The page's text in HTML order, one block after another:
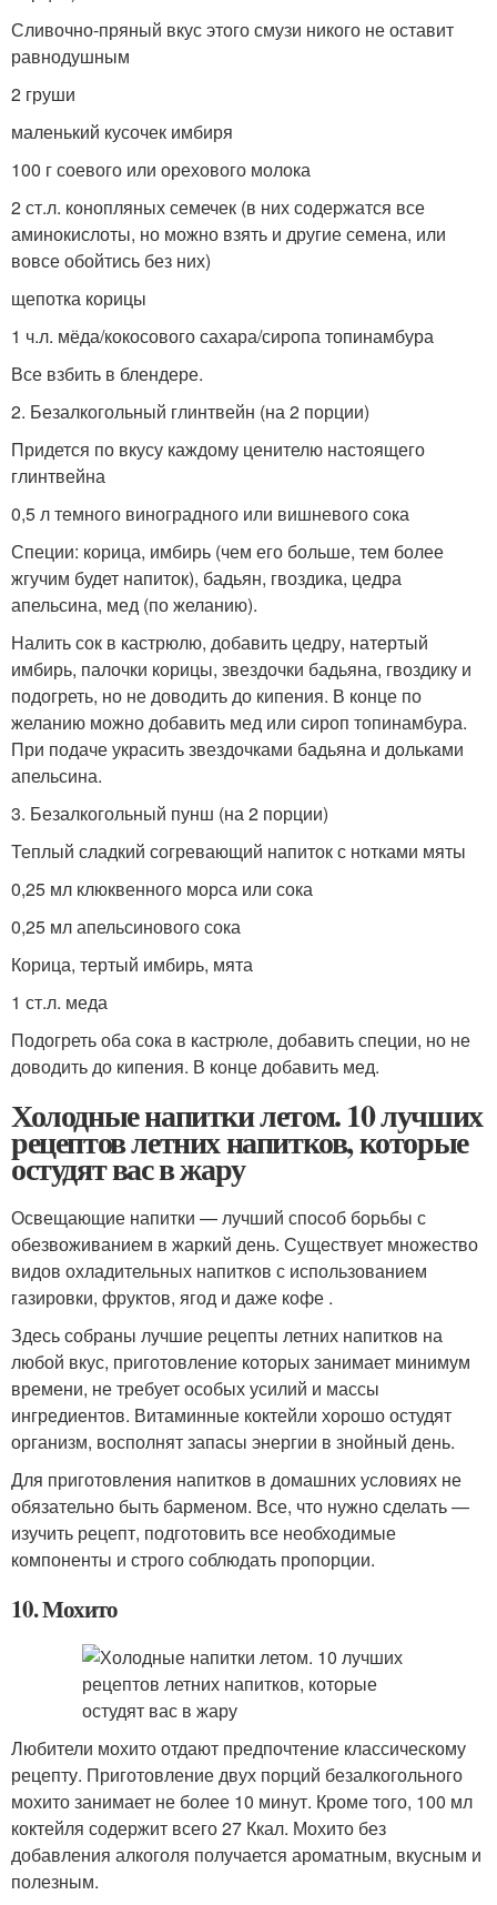
Сливочно-пряный вкус этого смузи никого не оставит
равнодушным
2 груши
маленький кусочек имбиря
100 г соевого или орехового молока
2 ст.л. конопляных семечек (в них содержатся все
аминокислоты, но можно взять и другие семена, или
вовсе обойтись без них)
щепотка корицы
1 ч.л. мёда/кокосового сахара/сиропа топинамбура
Все взбить в блендере.
2. Безалкогольный глинтвейн (на 2 порции)
Придется по вкусу каждому ценителю настоящего
глинтвейна
0,5 л темного виноградного или вишневого сока
Специи: корица, имбирь (чем его больше, тем более
жгучим будет напиток), бадьян, гвоздика, цедра
апельсина, мед (по желанию).
Налить сок в кастрюлю, добавить цедру, натертый
имбирь, палочки корицы, звездочки бадьяна, гвоздику и
подогреть, но не доводить до кипения. В конце по
желанию можно добавить мед или сироп топинамбура.
При подаче украсить звездочками бадьяна и дольками
апельсина.
3. Безалкогольный пунш (на 2 порции)
Теплый сладкий согревающий напиток с нотками мяты
0,25 мл клюквенного морса или сока
0,25 мл апельсинового сока
Корица, тертый имбирь, мята
1 ст.л. меда
Подогреть оба сока в кастрюле, добавить специи, но не
доводить до кипения. В конце добавить мед.
Холодные напитки летом. 10 лучших
рецептов летних напитков, которые
остудят вас в жару
Освещающие напитки — лучший способ борьбы с
обезвоживанием в жаркий день. Существует множество
видов охладительных напитков с использованием
газировки, фруктов, ягод и даже кофе .
Здесь собраны лучшие рецепты летних напитков на
любой вкус, приготовление которых занимает минимум
времени, не требует особых усилий и массы
ингредиентов. Витаминные коктейли хорошо остудят
организм, восполнят запасы энергии в знойный день.
Для приготовления напитков в домашних условиях не
обязательно быть барменом. Все, что нужно сделать —
изучить рецепт, подготовить все необходимые
компоненты и строго соблюдать пропорции.
10. Мохито
Любители мохито отдают предпочтение классическому
рецепту. Приготовление двух порций безалкогольного
мохито занимает не более 10 минут. Кроме того, 100 мл
коктейля содержит всего 27 Ккал. Мохито без
добавления алкоголя получается ароматным, вкусным и
полезным.